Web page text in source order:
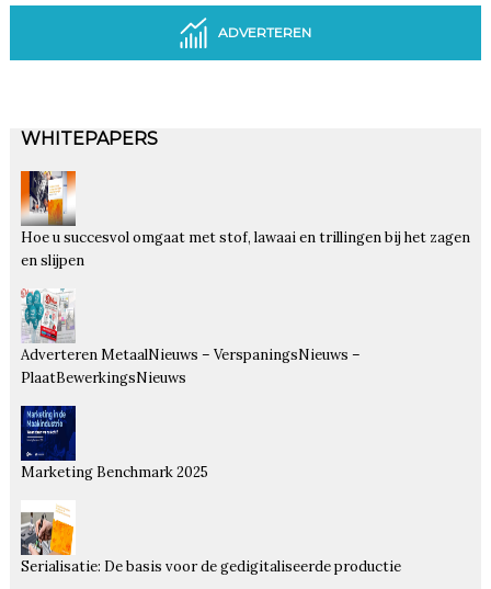
ADVERTEREN
WHITEPAPERS
Hoe u succesvol omgaat met stof, lawaai en trillingen bij het zagen
en slijpen
Adverteren MetaalNieuws – VerspaningsNieuws –
PlaatBewerkingsNieuws
Marketing Benchmark 2025
Serialisatie: De basis voor de gedigitaliseerde productie